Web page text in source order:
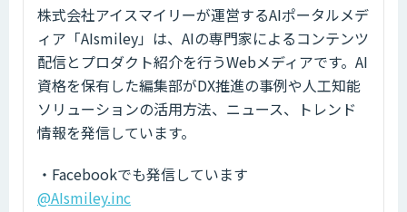
株式会社アイスマイリーが運営するAIポータルメデ
ィア「AIsmiley」は、AIの専門家によるコンテンツ
配信とプロダクト紹介を行うWebメディアです。AI
資格を保有した編集部がDX推進の事例や人工知能
ソリューションの活用方法、ニュース、トレンド
情報を発信しています。
・Facebookでも発信しています
@AIsmiley.inc